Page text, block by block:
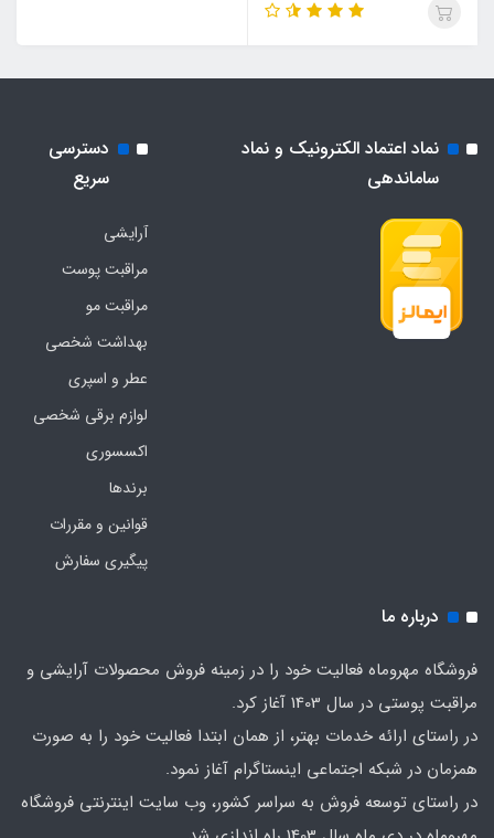
نماد اعتماد الکترونیک و نماد
ساماندهی
دسترسی
سریع
آرایشی
مراقبت پوست
مراقبت مو
بهداشت شخصی
عطر و اسپری
لوازم برقی شخصی
اکسسوری
برندها
قوانین و مقررات
پیگیری سفارش
درباره ما
فروشگاه مهروماه فعالیت خود را در زمینه فروش محصولات آرایشی و
مراقبت پوستی در سال 1403 آغاز کرد.
در راستای ارائه خدمات بهتر، از همان ابتدا فعالیت خود را به صورت
همزمان در شبکه اجتماعی اینستاگرام آغاز نمود.
در راستای توسعه فروش به سراسر کشور، وب سایت اینترنتی فروشگاه